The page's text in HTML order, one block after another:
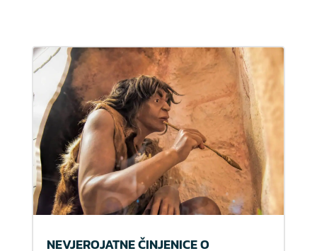
NEVJEROJATNE ČINJENICE O